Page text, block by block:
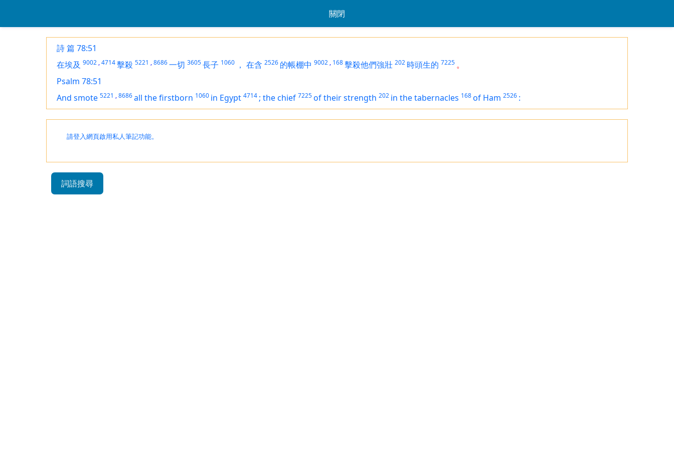
關閉
詩 篇 78:51
在埃及 9002 ,4714擊殺 5221 ,8686一切 3605長子 1060 ， 在含 2526 的帳棚中 9002 , 168擊殺他們強壯 202 時頭生的 7225 。
Psalm 78:51
And smote 5221 ,8686all the firstborn 1060 in Egypt 4714 ; the chief 7225oftheirstrength 202 in the tabernacles 168of Ham 2526 :
請登入網頁啟用私人筆記功能。
詞語搜尋